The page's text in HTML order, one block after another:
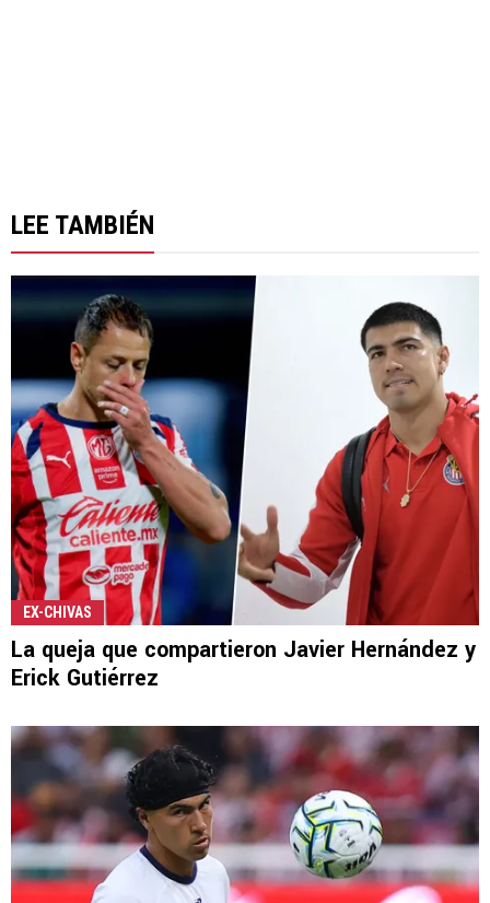
LEE TAMBIÉN
EX-CHIVAS
La queja que compartieron Javier Hernández y
Erick Gutiérrez